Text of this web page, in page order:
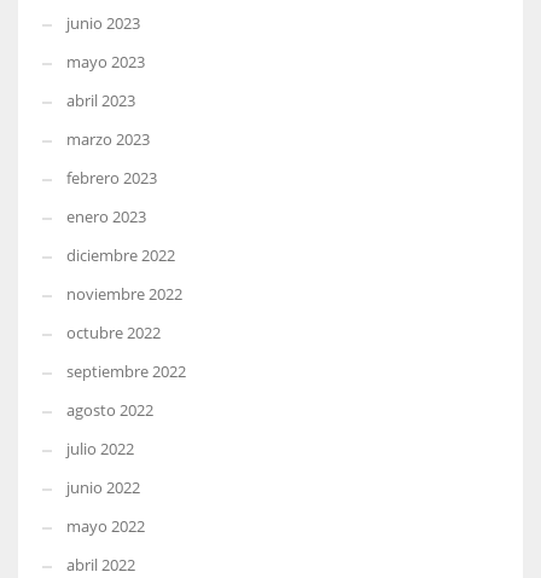
junio 2023
mayo 2023
abril 2023
marzo 2023
febrero 2023
enero 2023
diciembre 2022
noviembre 2022
octubre 2022
septiembre 2022
agosto 2022
julio 2022
junio 2022
mayo 2022
abril 2022